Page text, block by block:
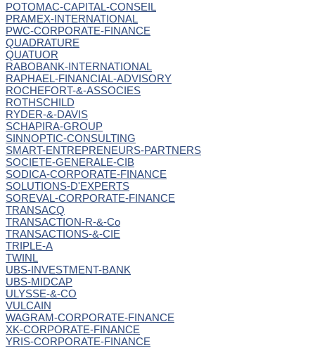
POTOMAC-CAPITAL-CONSEIL
PRAMEX-INTERNATIONAL
PWC-CORPORATE-FINANCE
QUADRATURE
QUATUOR
RABOBANK-INTERNATIONAL
RAPHAEL-FINANCIAL-ADVISORY
ROCHEFORT-&-ASSOCIES
ROTHSCHILD
RYDER-&-DAVIS
SCHAPIRA-GROUP
SINNOPTIC-CONSULTING
SMART-ENTREPRENEURS-PARTNERS
SOCIETE-GENERALE-CIB
SODICA-CORPORATE-FINANCE
SOLUTIONS-D'EXPERTS
SOREVAL-CORPORATE-FINANCE
TRANSACQ
TRANSACTION-R-&-Co
TRANSACTIONS-&-CIE
TRIPLE-A
TWINL
UBS-INVESTMENT-BANK
UBS-MIDCAP
ULYSSE-&-CO
VULCAIN
WAGRAM-CORPORATE-FINANCE
XK-CORPORATE-FINANCE
YRIS-CORPORATE-FINANCE